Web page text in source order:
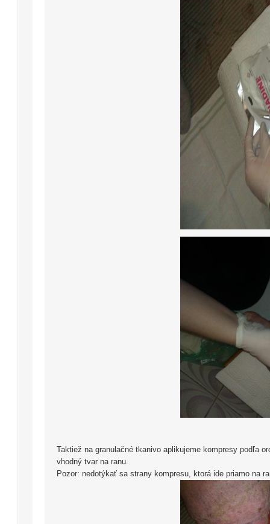
Taktiež na granulačné tkanivo aplikujeme kompresy podľa
vhodný tvar na ranu.
Pozor: nedotýkať sa strany kompresu, ktorá ide priamo na